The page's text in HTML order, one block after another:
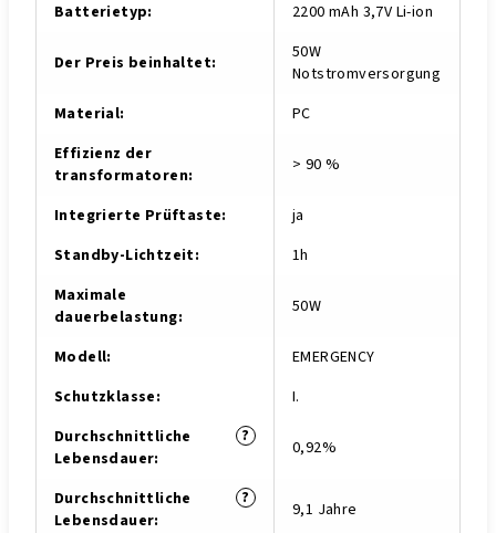
Batterietyp: 2200 mAh 3,7V Li-ion
Der Preis beinhaltet:
50W
Notstromversorgung
Material:
PC
Effizienz der
transformatoren: > 90 %
Integrierte Prüftaste:
ja
Standby-Lichtzeit:
1h
Maximale
dauerbelastung: 50W
Modell:
EMERGENCY
Schutzklasse:
I.
?
Durchschnittliche
Lebensdauer: 0,92%
?
Durchschnittliche
Lebensdauer: 9,1 Jahre